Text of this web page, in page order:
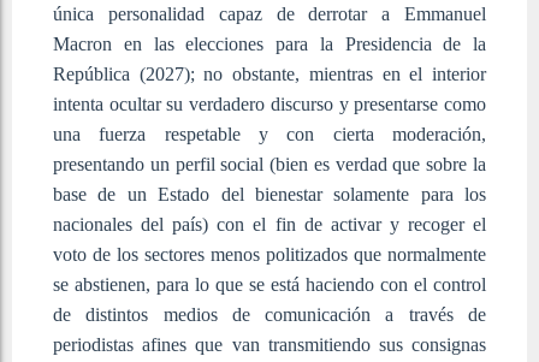
única personalidad capaz de derrotar a Emmanuel
Macron en las elecciones para la Presidencia de la
República (2027); no obstante, mientras en el interior
intenta ocultar su verdadero discurso y presentarse como
una fuerza respetable y con cierta moderación,
presentando un perfil social (bien es verdad que sobre la
base de un Estado del bienestar solamente para los
nacionales del país) con el fin de activar y recoger el
voto de los sectores menos politizados que normalmente
se abstienen, para lo que se está haciendo con el control
de distintos medios de comunicación a través de
periodistas afines que van transmitiendo sus consignas